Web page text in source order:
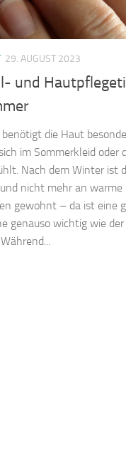
29. AUGUST 2023
und
die Haut
im Sommerkleid oder
Nach dem Winter ist
nicht mehr an warme
gewohnt – da ist eine
genauso wichtig wie